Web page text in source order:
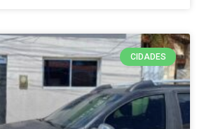
CIDADES